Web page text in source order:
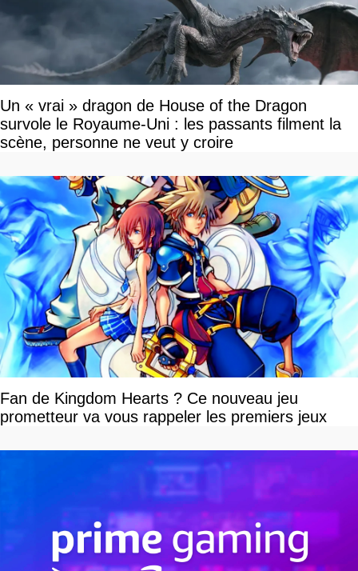
Un « vrai » dragon de House of the Dragon
survole le Royaume-Uni : les passants filment la
scène, personne ne veut y croire
Fan de Kingdom Hearts ? Ce nouveau jeu
prometteur va vous rappeler les premiers jeux